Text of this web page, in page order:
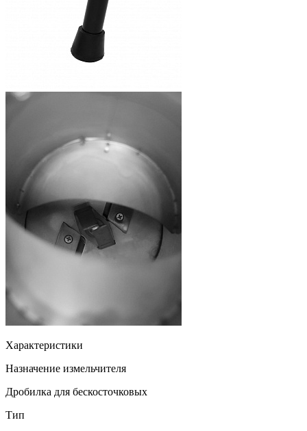
Характеристики
Назначение измельчителя
Дробилка для бескосточковых
Тип